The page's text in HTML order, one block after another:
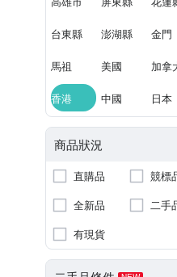
台東縣 澎湖縣 金門
馬祖 美國 加拿
香港 中國 日本
商品狀況
直購品
競標
全新品
二手
有現貨